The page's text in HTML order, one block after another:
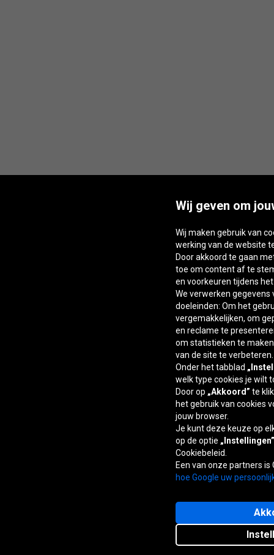
Wij geven om
Wij maken gebruik van
werking van de website
Door akkoord te gaan
toe om content af te
en voorkeuren tijdens
We verwerken gegevens
doeleinden: Om het
vergemakkelijken, om
en reclame te
om statistieken te
van de site te verbeteren.
Onder het tabblad
welk type cookies je wilt
Door op „Akkoord” te
het gebruik van cookies
jouw browser.
Je kunt deze keuze op
op de optie „Instellingen”
Cookiebeleid.
Een van onze partners is
hoe Google uw